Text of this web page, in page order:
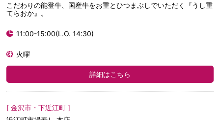
こだわりの能登牛、国産牛をお重とひつまぶしでいただく『うし重
てらおか』。
11:00-15:00(L.O. 14:30)
火曜
詳細はこちら
[ 金沢市・下近江町 ]